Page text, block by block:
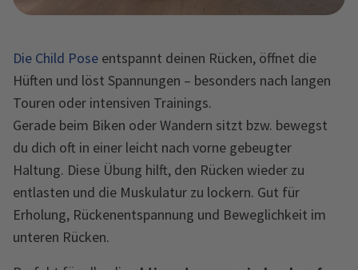
Die Child Pose entspannt deinen Rücken, öffnet die
Hüften und löst Spannungen – besonders nach langen
Touren oder intensiven Trainings.
Gerade beim Biken oder Wandern sitzt bzw. bewegst
du dich oft in einer leicht nach vorne gebeugter
Haltung. Diese Übung hilft, den Rücken wieder zu
entlasten und die Muskulatur zu lockern. Gut für
Erholung, Rückenentspannung und Beweglichkeit im
unteren Rücken.